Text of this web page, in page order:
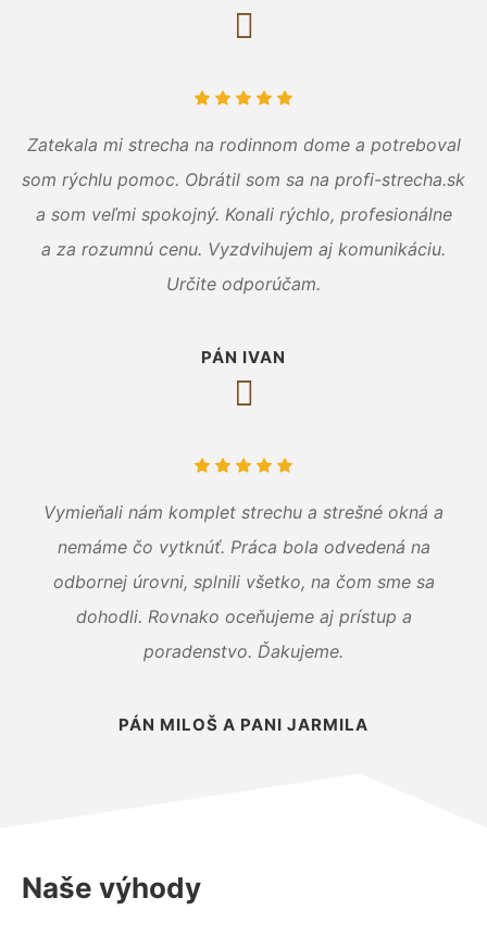
Zatekala mi strecha na rodinnom dome a potreboval
som rýchlu pomoc. Obrátil som sa na profi-strecha.sk
a som veľmi spokojný. Konali rýchlo, profesionálne
a za rozumnú cenu. Vyzdvihujem aj komunikáciu.
Určite odporúčam.
PÁN IVAN
Vymieňali nám komplet strechu a strešné okná a
nemáme čo vytknúť. Práca bola odvedená na
odbornej úrovni, splnili všetko, na čom sme sa
dohodli. Rovnako oceňujeme aj prístup a
poradenstvo. Ďakujeme.
PÁN MILOŠ A PANI JARMILA
Naše výhody